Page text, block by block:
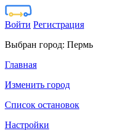
Войти Регистрация
Выбран город: Пермь
Главная
Изменить город
Список остановок
Настройки